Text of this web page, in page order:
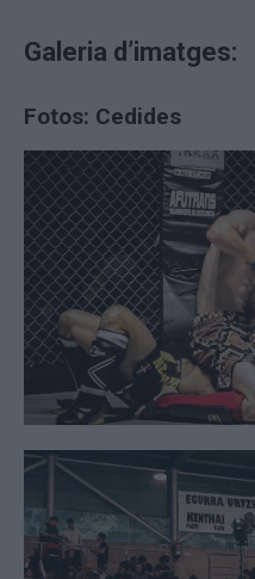
Galeria d’imatges:
Fotos: Cedides